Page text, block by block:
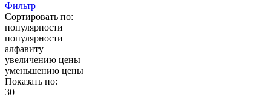
Фильтр
Сортировать по:
популярности
популярности
алфавиту
увеличению цены
уменьшению цены
Показать по:
30